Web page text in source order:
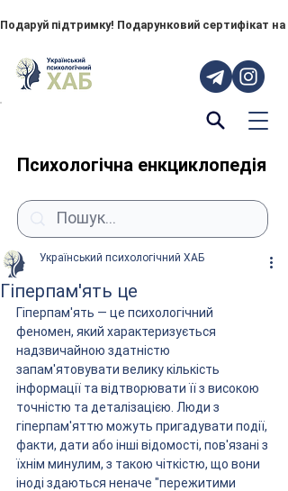
Подаруй підтримку! Подарунковий сертифікат
Психологічна енкциклопедія
Гіперпам'ять це
Український психологічний ХАБ
Гіперпам'ять — це психологічний
феномен, який характеризується
надзвичайною здатністю
запам'ятовувати велику кількість
інформації та відтворювати її з високою
точністю та деталізацією. Люди з
гіперпам'яттю можуть пригадувати події,
факти, дати або інші відомості, пов'язані з
їхнім минулим, з такою чіткістю, що вони
іноді здаються неначе "пережитими